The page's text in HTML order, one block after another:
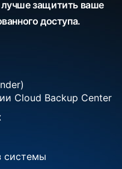
защитить ваше
доступа.
Cloud Backup Center
системы